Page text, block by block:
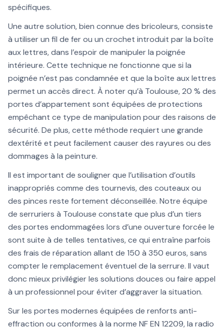
spécifiques.
Une autre solution, bien connue des bricoleurs, consiste
à utiliser un fil de fer ou un crochet introduit par la boîte
aux lettres, dans l’espoir de manipuler la poignée
intérieure. Cette technique ne fonctionne que si la
poignée n’est pas condamnée et que la boîte aux lettres
permet un accès direct. À noter qu’à Toulouse, 20 % des
portes d’appartement sont équipées de protections
empêchant ce type de manipulation pour des raisons de
sécurité. De plus, cette méthode requiert une grande
dextérité et peut facilement causer des rayures ou des
dommages à la peinture.
Il est important de souligner que l’utilisation d’outils
inappropriés comme des tournevis, des couteaux ou
des pinces reste fortement déconseillée. Notre équipe
de serruriers à Toulouse constate que plus d’un tiers
des portes endommagées lors d’une ouverture forcée le
sont suite à de telles tentatives, ce qui entraîne parfois
des frais de réparation allant de 150 à 350 euros, sans
compter le remplacement éventuel de la serrure. Il vaut
donc mieux privilégier les solutions douces ou faire appel
à un professionnel pour éviter d’aggraver la situation.
Sur les portes modernes équipées de renforts anti-
effraction ou conformes à la norme NF EN 12209, la radio